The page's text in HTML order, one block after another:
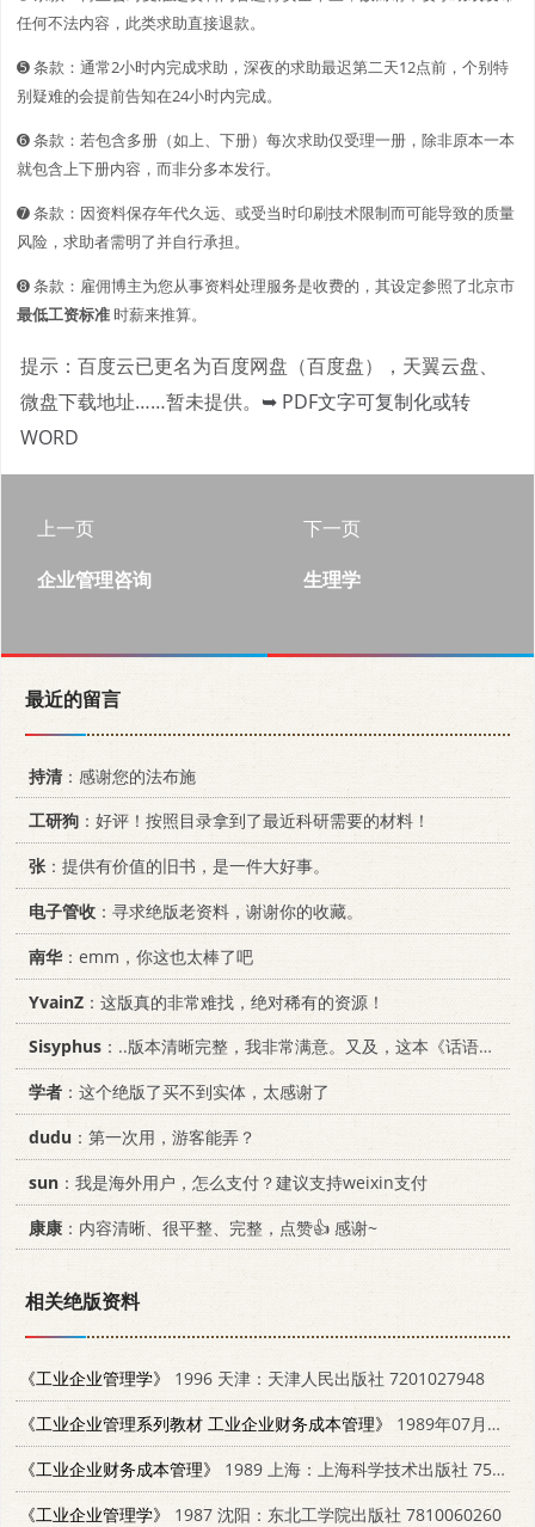
任何不法内容，此类求助直接退款。
➎ 条款：通常2小时内完成求助，深夜的求助最迟第二天12点前，个别特
别疑难的会提前告知在24小时内完成。
➏ 条款：若包含多册（如上、下册）每次求助仅受理一册，除非原本一本
就包含上下册内容，而非分多本发行。
➐ 条款：因资料保存年代久远、或受当时印刷技术限制而可能导致的质量
风险，求助者需明了并自行承担。
➑ 条款：雇佣博主为您从事资料处理服务是收费的，其设定参照了北京市
最低工资标准时薪来推算。
提示：百度云已更名为百度网盘（百度盘），天翼云盘、
微盘下载地址……暂未提供。 ➥ PDF文字可复制化或转
WORD
上一页
企业管理咨询
下一页
生理学
最近的留言
持清：感谢您的法布施
工研狗 ：好评！按照目录拿到了最近科研需要的材料！
张：提供有价值的旧书，是一件大好事。
电子管收 ：寻求绝版老资料，谢谢你的收藏。
南华：emm，你这也太棒了吧
YvainZ ：这版真的非常难找，绝对稀有的资源！
Sisyphus ：..版本清晰完整，我非常满意。又及，这本《话语的真相》...
学者 ：这个绝版了买不到实体，太感谢了
dudu ：第一次用，游客能弄？
sun ：我是海外用户，怎么支付？建议支持weixin支付
康康 ：内容清晰、很平整、完整，点赞👍 感谢~
相关绝版资料
《工业企业管理学》
1996 天津：天津人民出版社 7201027948
《工业企业管理系列教材 工业企业财务成本管理》
1989年07月第1版
《工业企业财务成本管理》
1989 上海：上海科学技术出版社 7532312097
《工业企业管理学》
1987 沈阳：东北工学院出版社 7810060260